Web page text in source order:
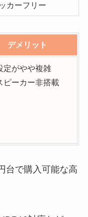
カーフリー
デメリット
定がやや複雑
ピーカー非搭載
台で購入可能な高